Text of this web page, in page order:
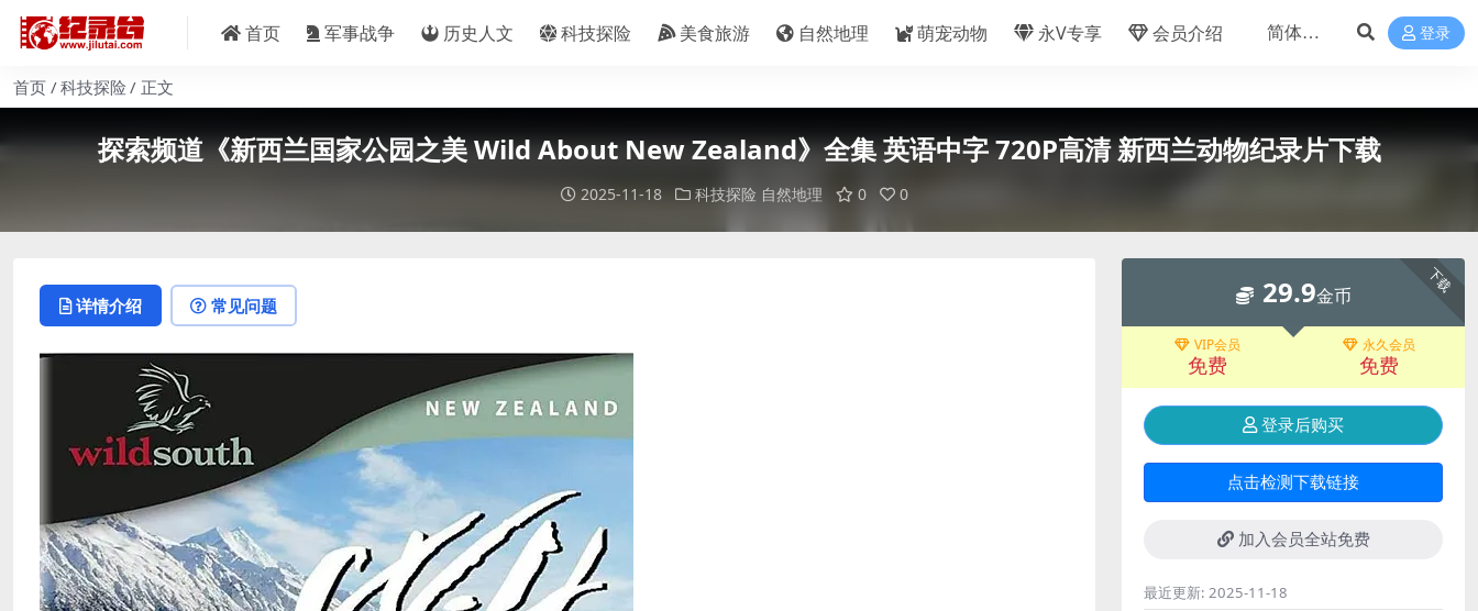
首页 军事战争 历史人文 科技探险 美食旅游 自然地理 萌宠动物 永V专享 会员介绍 登录
首页 科技探险 正文
探索频道《新西兰国家公园之美 Wild About New Zealand》全集 英语中字 720P高清 新西兰动物纪录片下载
2025-11-18 科技探险 自然地理 0 0
详情介绍 常见问题
下载
29.9金币
VIP会员
免费
永久会员
免费
登录后购买
点击检测下载链接
加入会员全站免费
最近更新: 2025-11-18